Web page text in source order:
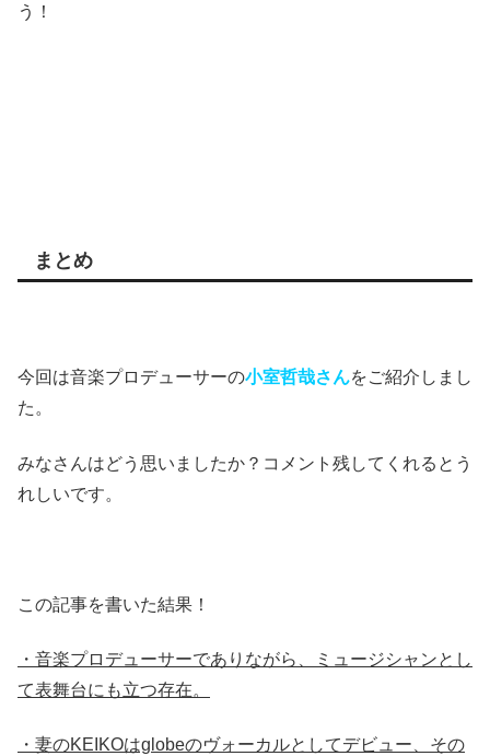
う！
まとめ
今回は音楽プロデューサーの小室哲哉さんをご紹介しまし
た。
みなさんはどう思いましたか？コメント残してくれるとう
れしいです。
この記事を書いた結果！
・音楽プロデューサーでありながら、ミュージシャンとし
て表舞台にも立つ存在。
・妻のKEIKOはglobeのヴォーカルとしてデビュー、その